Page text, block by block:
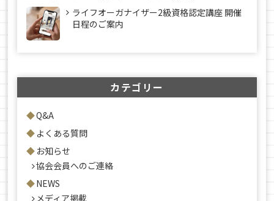
ライフオーガナイザー2級資格認定講座 開催
日程のご案内
カテゴリー
Q&A
よくある質問
お知らせ
協会会員へのご連絡
NEWS
メディア掲載